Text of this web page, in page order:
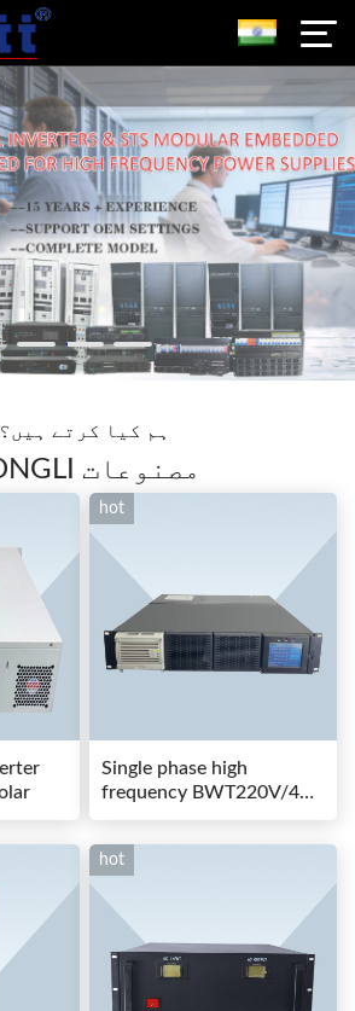
ہم کیا کرتے ہیں؟
SONGLI مصنوعات
hot
Single phase high
frequency BWT220V/48-
80AS switching power
hot